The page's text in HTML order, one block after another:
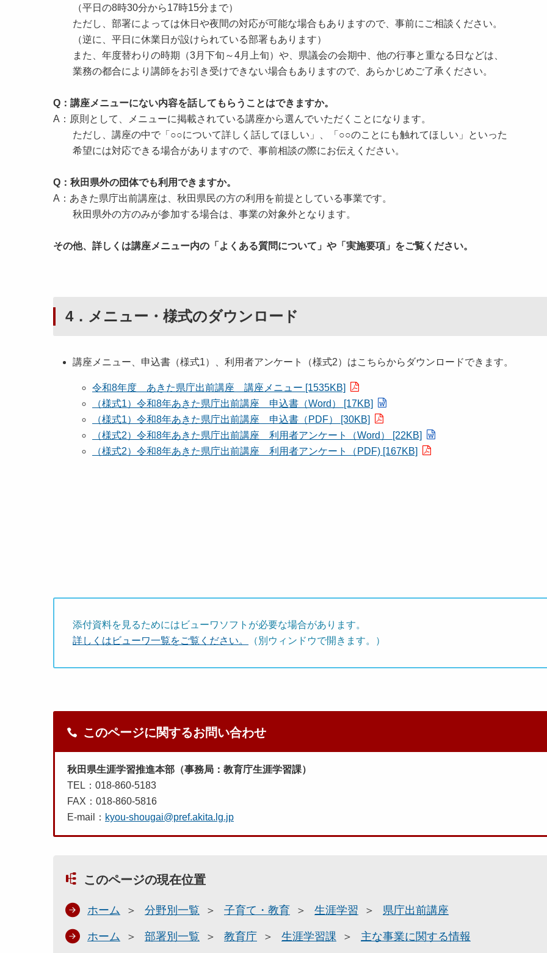
（平日の8時30分から17時15分まで）
ただし、部署によっては休日や夜間の対応が可能な場合もありますので、事前にご相談ください。
（逆に、平日に休業日が設けられている部署もあります）
また、年度替わりの時期（3月下旬～4月上旬）や、県議会の会期中、他の行事と重なる日などは、
業務の都合により講師をお引き受けできない場合もありますので、あらかじめご了承ください。
Q：講座メニューにない内容を話してもらうことはできますか。
A：原則として、メニューに掲載されている講座から選んでいただくことになります。
ただし、講座の中で「○○について詳しく話してほしい」、「○○のことにも触れてほしい」といった
希望には対応できる場合がありますので、事前相談の際にお伝えください。
Q：秋田県外の団体でも利用できますか。
A：あきた県庁出前講座は、秋田県民の方の利用を前提としている事業です。
秋田県外の方のみが参加する場合は、事業の対象外となります。
その他、詳しくは講座メニュー内の「よくある質問について」や「実施要項」をご覧ください。
4．メニュー・様式のダウンロード
講座メニュー、申込書（様式1）、利用者アンケート（様式2）はこちらからダウンロードできます。
令和8年度 あきた県庁出前講座 講座メニュー [1535KB]
（様式1）令和8年あきた県庁出前講座 申込書（Word） [17KB]
（様式1）令和8年あきた県庁出前講座 申込書（PDF） [30KB]
（様式2）令和8年あきた県庁出前講座 利用者アンケート（Word） [22KB]
（様式2）令和8年あきた県庁出前講座 利用者アンケート（PDF) [167KB]
添付資料を見るためにはビューワソフトが必要な場合があります。
詳しくはビューワ一覧をご覧ください。
（別ウィンドウで開きます。）
このページに関するお問い合わせ
秋田県生涯学習推進本部（事務局：教育庁生涯学習課）
TEL：018-860-5183
FAX：018-860-5816
E-mail： kyou-shougai@pref.akita.lg.jp
このページの現在位置
ホーム 分野別一覧 子育て・教育 生涯学習 県庁出前講座
ホーム 部署別一覧 教育庁 生涯学習課 主な事業に関する情報